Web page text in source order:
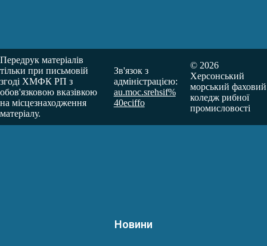
Передрук матеріалів
тільки при письмовій
згоді ХМФК РП з
обов'язковою вказівкою
на місцезнаходження
матеріалу.
Зв'язок з
адміністрацією:
au.moc.srehsif%
40eciffo
© 2026
Херсонський
морський фаховий
коледж рибної
промисловості
Новини